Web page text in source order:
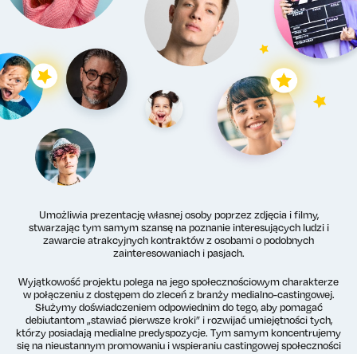
Umożliwia prezentację własnej osoby poprzez zdjęcia i filmy,
stwarzając tym samym szansę na poznanie interesujących ludzi i
zawarcie atrakcyjnych kontraktów z osobami o podobnych
zainteresowaniach i pasjach.
Wyjątkowość projektu polega na jego społecznościowym charakterze
w połączeniu z dostępem do zleceń z branży medialno-castingowej.
Służymy doświadczeniem odpowiednim do tego, aby pomagać
debiutantom „stawiać pierwsze kroki” i rozwijać umiejętności tych,
którzy posiadają medialne predyspozycje. Tym samym koncentrujemy
się na nieustannym promowaniu i wspieraniu castingowej społeczności